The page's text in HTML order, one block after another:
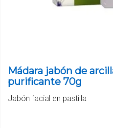
Mádara jabón de
purificante 70g
Jabón facial en pastilla